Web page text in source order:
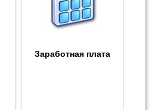
Заработная плата